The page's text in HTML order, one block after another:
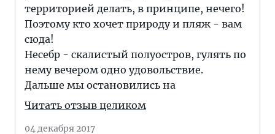
территорией делать, в принципе, нечего!
Поэтому кто хочет природу и пляж - вам
сюда!
Несебр - скалистый полуостров, гулять по
нему вечером одно удовольствие.
Дальше мы остановились на
Читать отзыв целиком
04 декабря 2017